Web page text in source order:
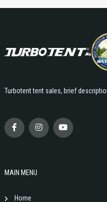
Turbotent tent sales, brief
MAIN MENU
Home